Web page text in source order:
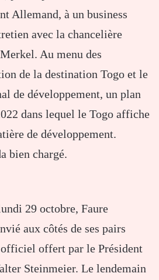
Allemand, à un business
avec la chancelière
Au menu des
de la destination Togo et le
de développement, un plan
dans lequel le Togo affiche
de développement.
bien chargé.
29 octobre, Faure
aux côtés de ses pairs
offert par le Président
Steinmeier. Le lendemain